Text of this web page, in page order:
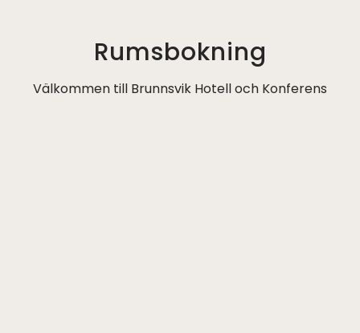
Rumsbokning
Välkommen till Brunnsvik Hotell och Konferens